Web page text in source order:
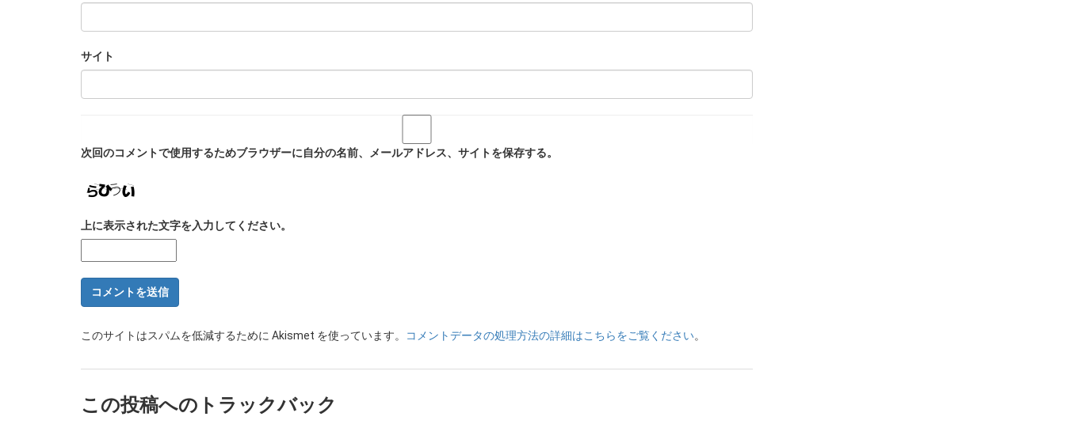
サイト
次回のコメントで使用するためブラウザーに自分の名前、メールアドレス、サイトを保存する。
上に表示された文字を入力してください。
このサイトはスパムを低減するために Akismet を使っています。 コメントデータの処理方法の詳細はこちらをご覧ください。
この投稿へのトラックバック